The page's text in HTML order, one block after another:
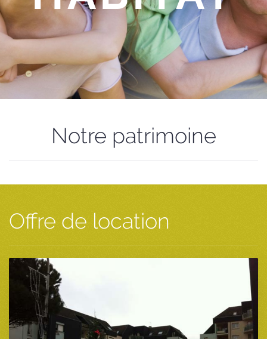
Notre patrimoine
Offre de location